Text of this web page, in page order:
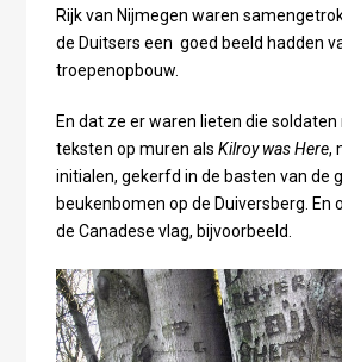
Rijk van Nijmegen waren
de Duitsers een goed beeld hadden
troepenopbouw.
En dat ze er waren lieten die soldaten
teksten op muren als Kilroy was Here,
initialen, gekerfd in de basten van de
beukenbomen op de Duiversberg. En
de Canadese vlag, bijvoorbeeld.